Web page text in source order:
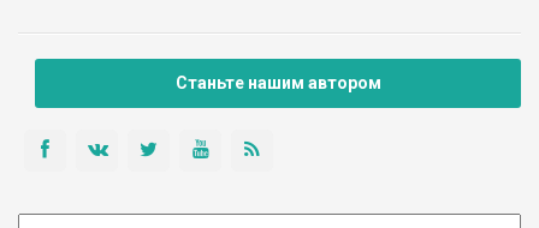
Станьте нашим автором